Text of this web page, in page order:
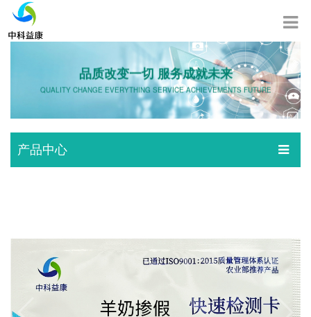
品质改变一切 服务成就未来
QUALITY CHANGE EVERYTHING SERVICE ACHIEVEMENTS FUTURE
产品中心